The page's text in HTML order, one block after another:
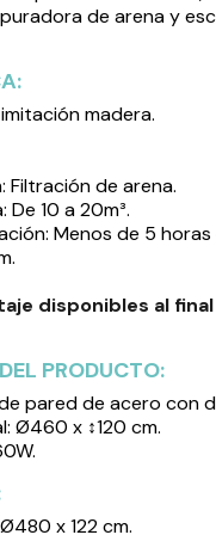
de arena y
madera.
Filtración de arena.
De 10 a 20m³.
Menos de 5
disponibles al final
PRODUCTO:
pared de acero con
Ø460 x ↕120 cm.
x 122 cm.